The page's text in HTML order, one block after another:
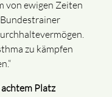
von ewigen Zeiten
zu kämpfen
Platz